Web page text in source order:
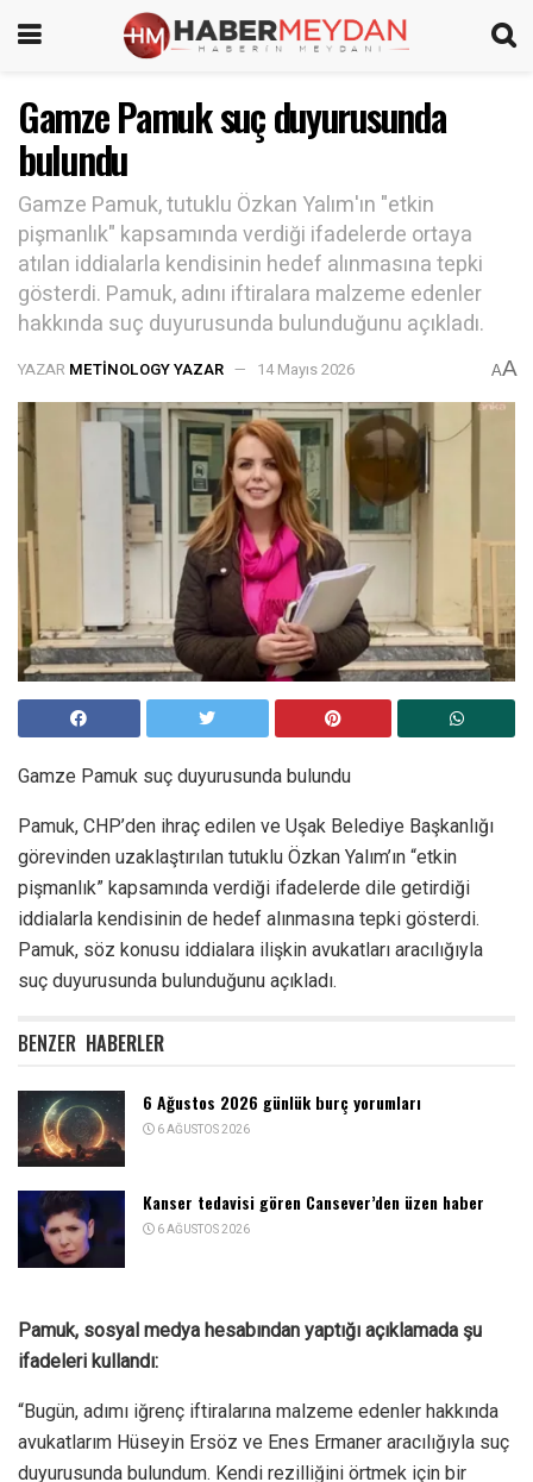
Gamze Pamuk suç duyurusunda
bulundu
Gamze Pamuk, tutuklu Özkan Yalım'ın "etkin
pişmanlık" kapsamında verdiği ifadelerde ortaya
atılan iddialarla kendisinin hedef alınmasına tepki
gösterdi. Pamuk, adını iftiralara malzeme edenler
hakkında suç duyurusunda bulunduğunu açıkladı.
YAZAR METINOLOGY YAZAR 14 Mayıs 2026 AA
Gamze Pamuk suç duyurusunda bulundu
Pamuk, CHP’den ihraç edilen ve Uşak Belediye Başkanlığı
görevinden uzaklaştırılan tutuklu Özkan Yalım’ın “etkin
pişmanlık” kapsamında verdiği ifadelerde dile getirdiği
iddialarla kendisinin de hedef alınmasına tepki gösterdi.
Pamuk, söz konusu iddialara ilişkin avukatları aracılığıyla
suç duyurusunda bulunduğunu açıkladı.
BENZER HABERLER
6 Ağustos 2026 günlük burç yorumları
6 AĞUSTOS 2026
Kanser tedavisi gören Cansever’den üzen haber
6 AĞUSTOS 2026
Pamuk, sosyal medya hesabından yaptığı açıklamada şu
ifadeleri kullandı:
“Bugün, adımı iğrenç iftiralarına malzeme edenler hakkında
avukatlarım Hüseyin Ersöz ve Enes Ermaner aracılığıyla suç
duyurusunda bulundum. Kendi rezilliğini örtmek için bir